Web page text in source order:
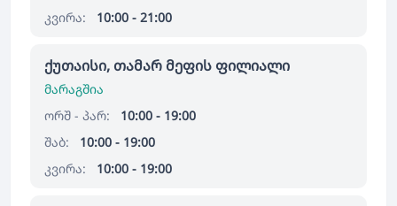
კვირა:
10:00 - 21:00
ქუთაისი, თამარ მეფის ფილიალი
მარაგშია
ორშ - პარ:
10:00 - 19:00
შაბ:
10:00 - 19:00
კვირა:
10:00 - 19:00